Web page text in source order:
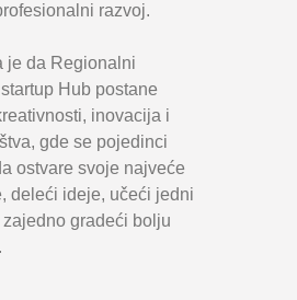
razvoj.
je da Regionalni
Hub postane
inovacija i
gde se pojedinci
ostvare svoje najveće
deleći ideje, učeći jedni
gradeći bolju